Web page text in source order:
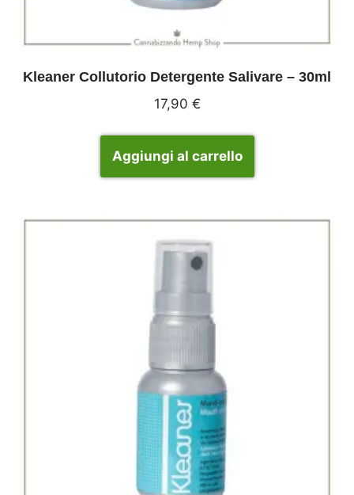
Kleaner Collutorio Detergente Salivare – 30ml
17,90 €
Aggiungi al carrello